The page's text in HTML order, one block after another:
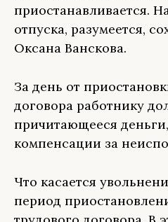
приостанавливается.
отпуска, разумеется,
Оксана Ванскова.
За день от
договора работнику
причитающееся
компенсации за
Что касается
период